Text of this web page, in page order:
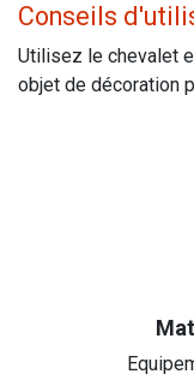
Conseils
Utilisez le chevalet
objet de décoration